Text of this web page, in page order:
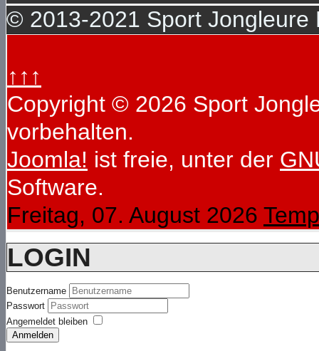
© 2013-2021 Sport Jongleure
↑↑↑
Copyright © 2026 Sport
vorbehalten.
Joomla! ist freie, unter der
Software.
Freitag, 07. August 2026
LOGIN
Benutzername
Passwort
Angemeldet bleiben
Anmelden